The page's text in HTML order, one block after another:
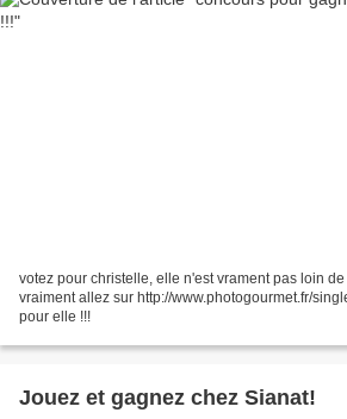
votez pour christelle, elle n'est vrament pas loin
vraiment allez sur http://www.photogourmet.fr/
pour elle !!!
Jouez et gagnez chez Sianat!